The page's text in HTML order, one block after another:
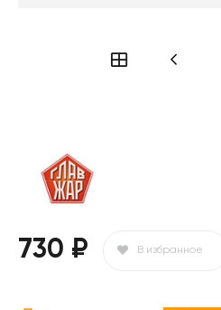
730 ₽ В избранное